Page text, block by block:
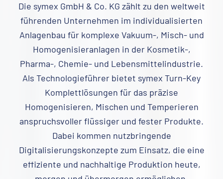
Die symex GmbH & Co. KG zählt zu den weltweit
führenden Unternehmen im individualisierten
Anlagenbau für komplexe Vakuum-, Misch- und
Homogenisieranlagen in der Kosmetik-,
Pharma-, Chemie- und Lebensmittelindustrie.
Als Technologieführer bietet symex Turn-Key
Komplettlösungen für das präzise
Homogenisieren, Mischen und Temperieren
anspruchsvoller flüssiger und fester Produkte.
Dabei kommen nutzbringende
Digitalisierungskonzepte zum Einsatz, die eine
effiziente und nachhaltige Produktion heute,